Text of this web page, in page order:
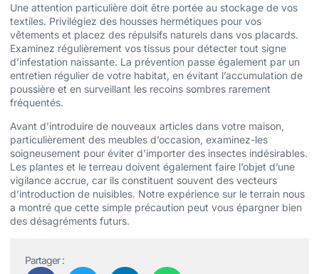
Une attention particulière doit être portée au stockage de vos
textiles. Privilégiez des housses hermétiques pour vos
vêtements et placez des répulsifs naturels dans vos placards.
Examinez régulièrement vos tissus pour détecter tout signe
d’infestation naissante. La prévention passe également par un
entretien régulier de votre habitat, en évitant l’accumulation de
poussière et en surveillant les recoins sombres rarement
fréquentés.
Avant d’introduire de nouveaux articles dans votre maison,
particulièrement des meubles d’occasion, examinez-les
soigneusement pour éviter d’importer des insectes indésirables.
Les plantes et le terreau doivent également faire l’objet d’une
vigilance accrue, car ils constituent souvent des vecteurs
d’introduction de nuisibles. Notre expérience sur le terrain nous
a montré que cette simple précaution peut vous épargner bien
des désagréments futurs.
Partager :